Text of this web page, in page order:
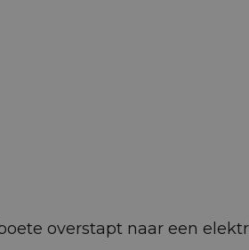
overstapt naar een